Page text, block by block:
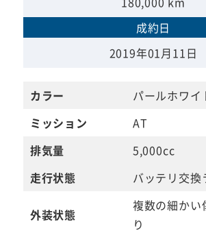
成約日
2019年01月11日
カラー
パールホワイ
ミッション
AT
排気量
5,000cc
走行状態
バッテリ交換
外装状態
複数の細かい
り